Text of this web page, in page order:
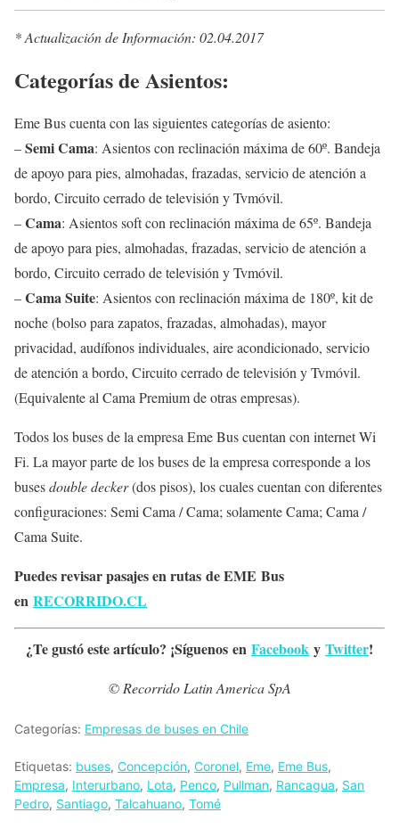
* Actualización de Información: 02.04.2017
Categorías de Asientos:
Eme Bus cuenta con las siguientes categorías de asiento:
–Semi Cama: Asientos con reclinación máxima de 60º. Bandeja
de apoyo para pies, almohadas, frazadas, servicio de atención a
bordo, Circuito cerrado de televisión y Tvmóvil.
–Cama: Asientos soft con reclinación máxima de 65º. Bandeja
de apoyo para pies, almohadas, frazadas, servicio de atención a
bordo, Circuito cerrado de televisión y Tvmóvil.
–Cama Suite: Asientos con reclinación máxima de 180º, kit de
noche (bolso para zapatos, frazadas, almohadas), mayor
privacidad, audífonos individuales, aire acondicionado, servicio
de atención a bordo, Circuito cerrado de televisión y Tvmóvil.
(Equivalente al Cama Premium de otras empresas).
Todos los buses de la empresa Eme Bus cuentan con internet Wi
Fi. La mayor parte de los buses de la empresa corresponde a los
busesdouble decker(dos pisos), los cuales cuentan con diferentes
configuraciones: Semi Cama / Cama; solamente Cama; Cama /
Cama Suite.
Puedes revisar pasajes en rutas de EME Bus
en RECORRIDO.CL
¿Te gustó este artículo? ¡Síguenos en Facebook y Twitter!
© Recorrido Latin America SpA
Categorías: Empresas de buses en Chile
Etiquetas: buses, Concepción, Coronel, Eme, Eme Bus,
Empresa, Interurbano, Lota, Penco, Pullman, Rancagua, San
Pedro, Santiago, Talcahuano, Tomé